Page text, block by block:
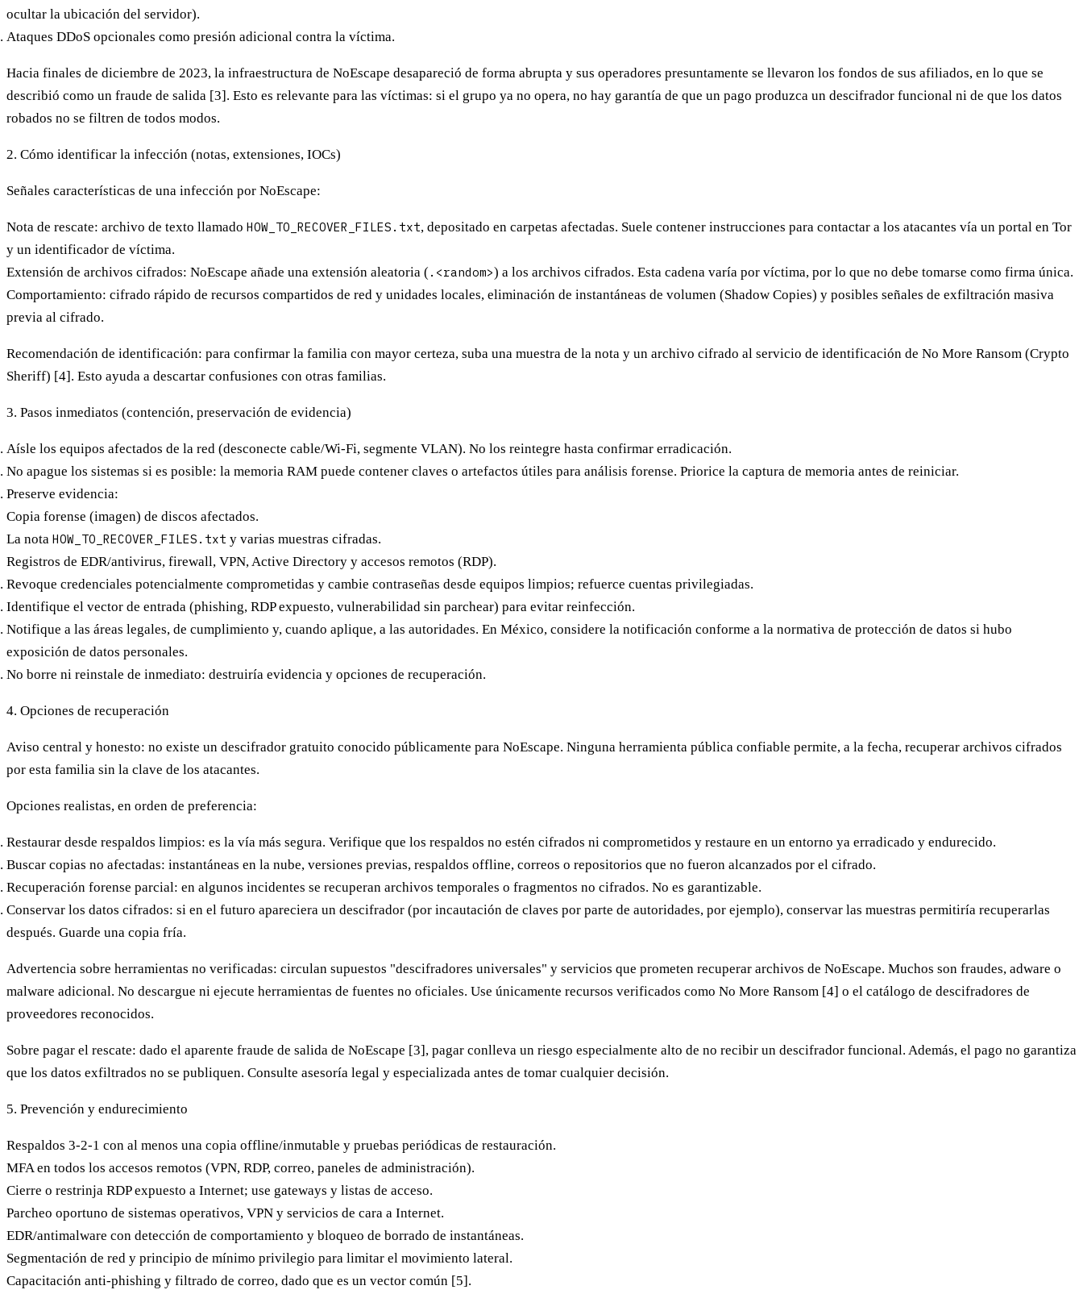
ocultar la ubicación del servidor).
Ataques DDoS opcionales como presión adicional contra la víctima.
Hacia finales de diciembre de 2023, la infraestructura de NoEscape desapareció de forma abrupta y sus operadores presuntamente se llevaron los fondos de sus afiliados, en lo que se
describió como un fraude de salida [3]. Esto es relevante para las víctimas: si el grupo ya no opera, no hay garantía de que un pago produzca un descifrador funcional ni de que los datos
robados no se filtren de todos modos.
2. Cómo identificar la infección (notas, extensiones, IOCs)
Señales características de una infección por NoEscape:
Nota de rescate: archivo de texto llamado HOW_TO_RECOVER_FILES.txt, depositado en carpetas afectadas. Suele contener instrucciones para contactar a los atacantes vía un portal en Tor
y un identificador de víctima.
Extensión de archivos cifrados: NoEscape añade una extensión aleatoria ( .<random>) a los archivos cifrados. Esta cadena varía por víctima, por lo que no debe tomarse como firma única.
Comportamiento: cifrado rápido de recursos compartidos de red y unidades locales, eliminación de instantáneas de volumen (Shadow Copies) y posibles señales de exfiltración masiva
previa al cifrado.
Recomendación de identificación: para confirmar la familia con mayor certeza, suba una muestra de la nota y un archivo cifrado al servicio de identificación de No More Ransom (Crypto
Sheriff) [4]. Esto ayuda a descartar confusiones con otras familias.
3. Pasos inmediatos (contención, preservación de evidencia)
Aísle los equipos afectados de la red (desconecte cable/Wi-Fi, segmente VLAN). No los reintegre hasta confirmar erradicación.
No apague los sistemas si es posible: la memoria RAM puede contener claves o artefactos útiles para análisis forense. Priorice la captura de memoria antes de reiniciar.
Preserve evidencia:
Copia forense (imagen) de discos afectados.
La nota HOW_TO_RECOVER_FILES.txt y varias muestras cifradas.
Registros de EDR/antivirus, firewall, VPN, Active Directory y accesos remotos (RDP).
Revoque credenciales potencialmente comprometidas y cambie contraseñas desde equipos limpios; refuerce cuentas privilegiadas.
Identifique el vector de entrada (phishing, RDP expuesto, vulnerabilidad sin parchear) para evitar reinfección.
Notifique a las áreas legales, de cumplimiento y, cuando aplique, a las autoridades. En México, considere la notificación conforme a la normativa de protección de datos si hubo
exposición de datos personales.
No borre ni reinstale de inmediato: destruiría evidencia y opciones de recuperación.
4. Opciones de recuperación
Aviso central y honesto: no existe un descifrador gratuito conocido públicamente para NoEscape. Ninguna herramienta pública confiable permite, a la fecha, recuperar archivos cifrados
por esta familia sin la clave de los atacantes.
Opciones realistas, en orden de preferencia:
Restaurar desde respaldos limpios: es la vía más segura. Verifique que los respaldos no estén cifrados ni comprometidos y restaure en un entorno ya erradicado y endurecido.
Buscar copias no afectadas: instantáneas en la nube, versiones previas, respaldos offline, correos o repositorios que no fueron alcanzados por el cifrado.
Recuperación forense parcial: en algunos incidentes se recuperan archivos temporales o fragmentos no cifrados. No es garantizable.
Conservar los datos cifrados: si en el futuro apareciera un descifrador (por incautación de claves por parte de autoridades, por ejemplo), conservar las muestras permitiría recuperarlas
después. Guarde una copia fría.
Advertencia sobre herramientas no verificadas: circulan supuestos "descifradores universales" y servicios que prometen recuperar archivos de NoEscape. Muchos son fraudes, adware o
malware adicional. No descargue ni ejecute herramientas de fuentes no oficiales. Use únicamente recursos verificados como No More Ransom [4] o el catálogo de descifradores de
proveedores reconocidos.
Sobre pagar el rescate: dado el aparente fraude de salida de NoEscape [3], pagar conlleva un riesgo especialmente alto de no recibir un descifrador funcional. Además, el pago no garantiza
que los datos exfiltrados no se publiquen. Consulte asesoría legal y especializada antes de tomar cualquier decisión.
5. Prevención y endurecimiento
Respaldos 3-2-1 con al menos una copia offline/inmutable y pruebas periódicas de restauración.
MFA en todos los accesos remotos (VPN, RDP, correo, paneles de administración).
Cierre o restrinja RDPexpuesto a Internet; use gateways y listas de acceso.
Parcheo oportuno de sistemas operativos, VPN y servicios de cara a Internet.
EDR/antimalware con detección de comportamiento y bloqueo de borrado de instantáneas.
Segmentación de red y principio de mínimo privilegio para limitar el movimiento lateral.
Capacitación anti-phishing y filtrado de correo, dado que es un vector común [5].